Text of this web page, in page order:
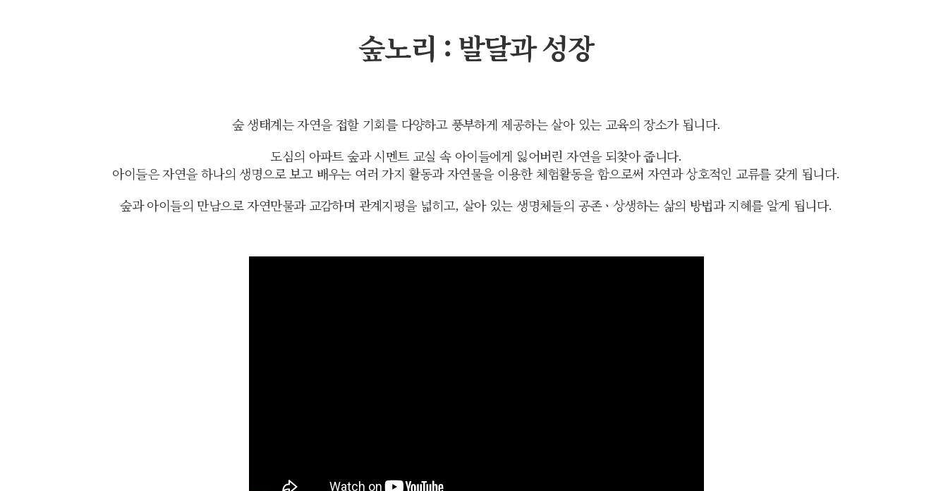
숲노리 : 발달과 성장
숲 생태계는 자연을 접할 기회를 다양하고 풍부하게 제공하는 살아 있는 교육의 장소가 됩니다.
도심의 아파트 숲과 시멘트 교실 속 아이들에게 잃어버린 자연을 되찾아 줍니다.
아이들은 자연을 하나의 생명으로 보고 배우는 여러 가지 활동과 자연물을 이용한 체험활동을 함으로써 자연과 상호적인 교류를 갖게 됩니다.
숲과 아이들의 만남으로 자연만물과 교감하며 관계지평을 넓히고, 살아 있는 생명체들의 공존ㆍ상생하는 삶의 방법과 지혜를 알게 됩니다.